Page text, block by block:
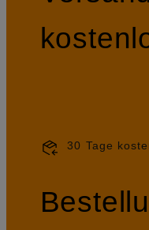
30 Tage